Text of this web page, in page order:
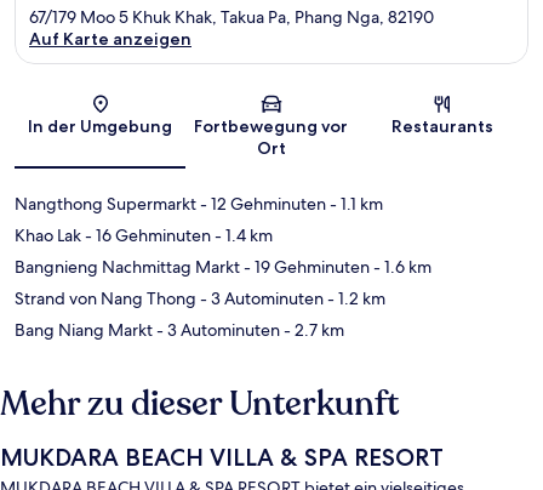
Karte
67/179 Moo 5 Khuk Khak, Takua Pa, Phang Nga, 82190
Auf Karte anzeigen
In der Umgebung
Fortbewegung vor
Ort
Restaurants
Nangthong Supermarkt- 12 Gehminuten- 1.1 km
Khao Lak- 16 Gehminuten- 1.4 km
Bangnieng Nachmittag Markt- 19 Gehminuten- 1.6 km
Strand von Nang Thong - 3 Autominuten- 1.2 km
Bang Niang Markt- 3 Autominuten- 2.7 km
Mehr zu dieser Unterkunft
MUKDARA BEACH VILLA & SPA RESORT